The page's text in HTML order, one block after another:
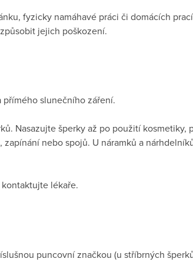
fyzicky namáhavé práci či domácích
jejich poškození.
slunečního záření.
Nasazujte šperky až po použití kosmetiky,
nebo spojů. U náramků a
lékaře.
puncovní značkou (u stříbrných